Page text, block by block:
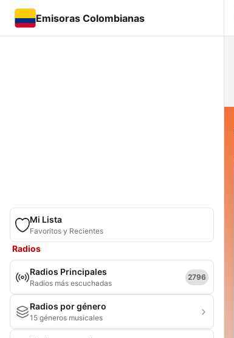
Emisoras Colombianas
Mi Lista
Favoritos y Recientes
Radios
Radios Principales
Radios más escuchadas
2796
Radios por género
15 géneros musicales